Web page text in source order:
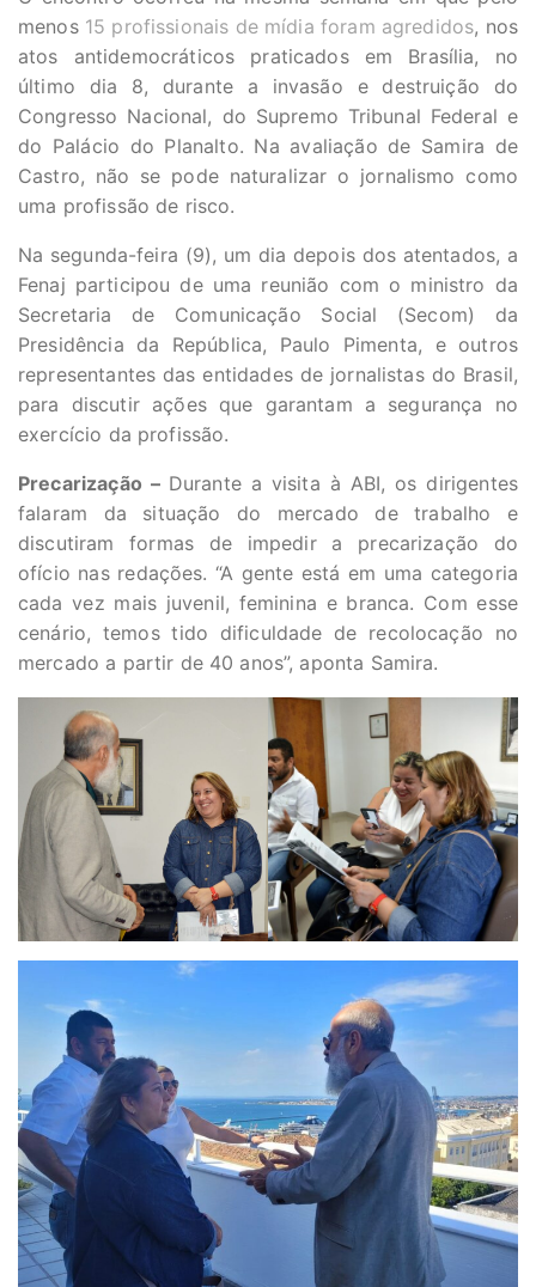
menos 15 profissionais de mídia foram agredidos, nos
atos antidemocráticos praticados em Brasília, no
último dia 8, durante a invasão e destruição do
Congresso Nacional, do Supremo Tribunal Federal e
do Palácio do Planalto. Na avaliação de Samira de
Castro, não se pode naturalizar o jornalismo como
uma profissão de risco.
Na segunda-feira (9), um dia depois dos atentados, a
Fenaj participou de uma reunião com o ministro da
Secretaria de Comunicação Social (Secom) da
Presidência da República, Paulo Pimenta, e outros
representantes das entidades de jornalistas do Brasil,
para discutir ações que garantam a segurança no
exercício da profissão.
Precarização – Durante a visita à ABI, os dirigentes
falaram da situação do mercado de trabalho e
discutiram formas de impedir a precarização do
ofício nas redações. “A gente está em uma categoria
cada vez mais juvenil, feminina e branca. Com esse
cenário, temos tido dificuldade de recolocação no
mercado a partir de 40 anos”, aponta Samira.